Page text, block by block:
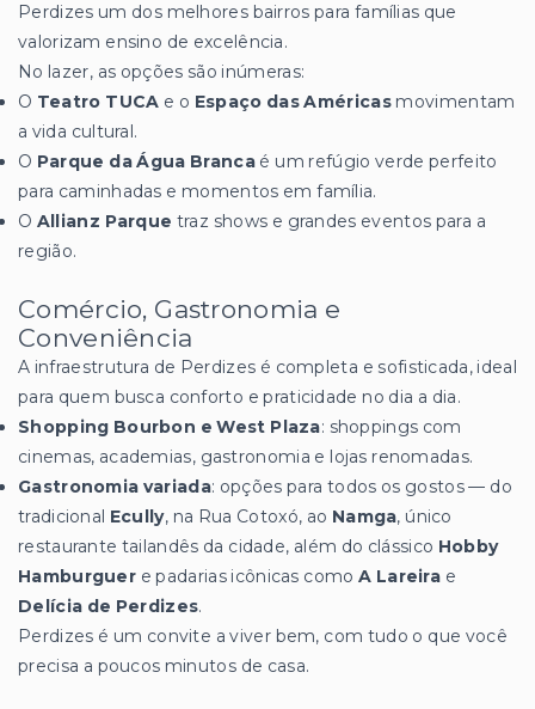
Perdizes um dos melhores bairros para famílias que
valorizam ensino de excelência.
No lazer, as opções são inúmeras:
O Teatro TUCA e o Espaço das Américasmovimentam
a vida cultural.
O Parque da Água Brancaé um refúgio verde perfeito
para caminhadas e momentos em família.
O Allianz Parque traz shows e grandes eventos para a
região.
Comércio, Gastronomia e
Conveniência
A infraestrutura de Perdizes é completa e sofisticada, ideal
para quem busca conforto e praticidade no dia a dia.
Shopping Bourbon e West Plaza: shoppings com
cinemas, academias, gastronomia e lojas renomadas.
Gastronomia variada: opções para todos os gostos — do
tradicional Ecully, na Rua Cotoxó, ao Namga, único
restaurante tailandês da cidade, além do clássico Hobby
Hamburguer e padarias icônicas comoA Lareira e
Delícia de Perdizes.
Perdizes é um convite a viver bem, com tudo o que você
precisa a poucos minutos de casa.